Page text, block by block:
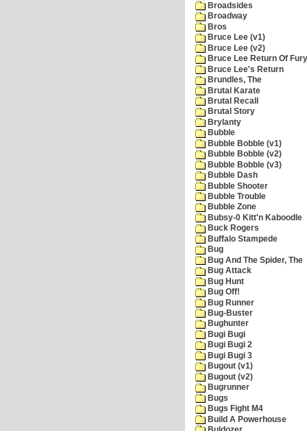
Broadsides
Broadway
Bros
Bruce Lee (v1)
Bruce Lee (v2)
Bruce Lee Return Of Fury
Bruce Lee's Return
Brundles, The
Brutal Karate
Brutal Recall
Brutal Story
Brylanty
Bubble
Bubble Bobble (v1)
Bubble Bobble (v2)
Bubble Bobble (v3)
Bubble Dash
Bubble Shooter
Bubble Trouble
Bubble Zone
Bubsy-0 Kitt'n Kaboodle
Buck Rogers
Buffalo Stampede
Bug
Bug And The Spider, The
Bug Attack
Bug Hunt
Bug Off!
Bug Runner
Bug-Buster
Bughunter
Bugi Bugi
Bugi Bugi 2
Bugi Bugi 3
Bugout (v1)
Bugout (v2)
Bugrunner
Bugs
Bugs Fight M4
Build A Powerhouse